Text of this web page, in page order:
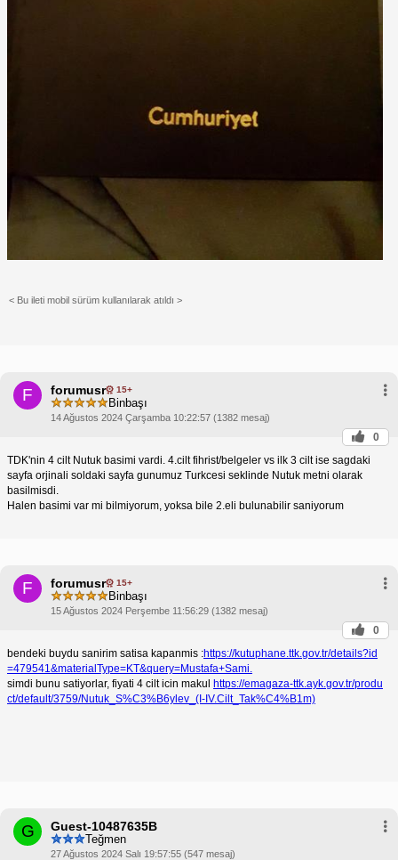
< Bu ileti mobil sürüm kullanılarak atıldı >
F forumusr 15+
Binbaşı
14 Ağustos 2024 Çarşamba 10:22:57 (1382 mesaj)
0
TDK'nin 4 cilt Nutuk basimi vardi. 4.cilt fihrist/belgeler vs ilk 3 cilt ise sagdaki
sayfa orjinali soldaki sayfa gunumuz Turkcesi seklinde Nutuk metni olarak
basilmisdi.
Halen basimi var mi bilmiyorum, yoksa bile 2.eli bulunabilir saniyorum
F forumusr 15+
Binbaşı
15 Ağustos 2024 Perşembe 11:56:29 (1382 mesaj)
0
bendeki buydu sanirim satisa kapanmis :https://kutuphane.ttk.gov.tr/details?id
=479541&materialType=KT&query=Mustafa+Sami.
simdi bunu satiyorlar, fiyati 4 cilt icin makul https://emagaza-ttk.ayk.gov.tr/produ
ct/default/3759/Nutuk_S%C3%B6ylev_(I-IV.Cilt_Tak%C4%B1m)
G Guest-10487635B
Teğmen
27 Ağustos 2024 Salı 19:57:55 (547 mesaj)